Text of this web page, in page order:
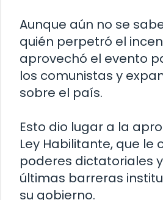
Aunque aún no se
quién perpetró el
aprovechó el evento
los comunistas y
sobre el país.
Esto dio lugar a la
Ley Habilitante, que le
poderes dictatoriales
últimas barreras
su gobierno.